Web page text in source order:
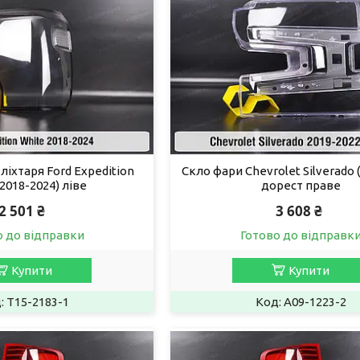
Ford Expedition
2024) ліве
501 ₴
до відправки
Купити
T15-2183-1
Скло фари Chevrolet Silverado
дорест праве
3 608 ₴
Готово до
Купити
A09-1223-2